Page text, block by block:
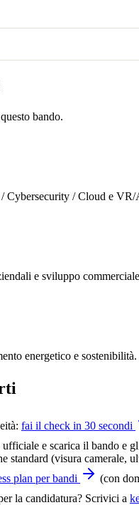
bando.
Cybersecurity / Cloud e VR/
e sviluppo
energetico e sostenibilità.
fai il check in 30 secondi
ufficiale e scarica il bando e
standard (visura camerale,
plan per bandi
(con
la candidatura? Scrivici a